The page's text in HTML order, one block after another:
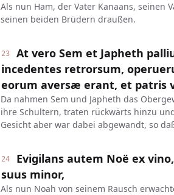
Als nun Ham, der Vater Kanaans, seinen
seinen beiden Brüdern draußen.
23
At vero Sem et Japheth
incedentes retrorsum,
eorum aversæ erant, et patris
Da nahmen Sem und Japheth das
ihre Schultern, traten rückwärts hinzu
Gesicht aber war dabei abgewandt, so
24
Evigilans autem Noë ex
suus minor,
Als nun Noah von seinem Rausch